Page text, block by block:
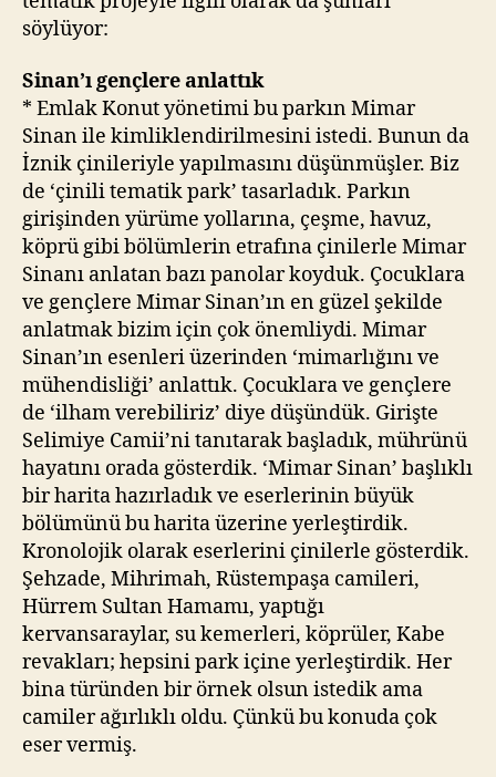
söylüyor:
Sinan’ı gençlere anlattık
* Emlak Konut yönetimi bu parkın Mimar
Sinan ile kimliklendirilmesini istedi. Bunun da
İznik çinileriyle yapılmasını düşünmüşler. Biz
de ‘çinili tematik park’ tasarladık. Parkın
girişinden yürüme yollarına, çeşme, havuz,
köprü gibi bölümlerin etrafına çinilerle Mimar
Sinanı anlatan bazı panolar koyduk. Çocuklara
ve gençlere Mimar Sinan’ın en güzel şekilde
anlatmak bizim için çok önemliydi. Mimar
Sinan’ın esenleri üzerinden ‘mimarlığını ve
mühendisliği’ anlattık. Çocuklara ve gençlere
de ‘ilham verebiliriz’ diye düşündük. Girişte
Selimiye Camii’ni tanıtarak başladık, mührünü
hayatını orada gösterdik. ‘Mimar Sinan’ başlıklı
bir harita hazırladık ve eserlerinin büyük
bölümünü bu harita üzerine yerleştirdik.
Kronolojik olarak eserlerini çinilerle gösterdik.
Şehzade, Mihrimah, Rüstempaşa camileri,
Hürrem Sultan Hamamı, yaptığı
kervansaraylar, su kemerleri, köprüler, Kabe
revakları; hepsini park içine yerleştirdik. Her
bina türünden bir örnek olsun istedik ama
camiler ağırlıklı oldu. Çünkü bu konuda çok
eser vermiş.